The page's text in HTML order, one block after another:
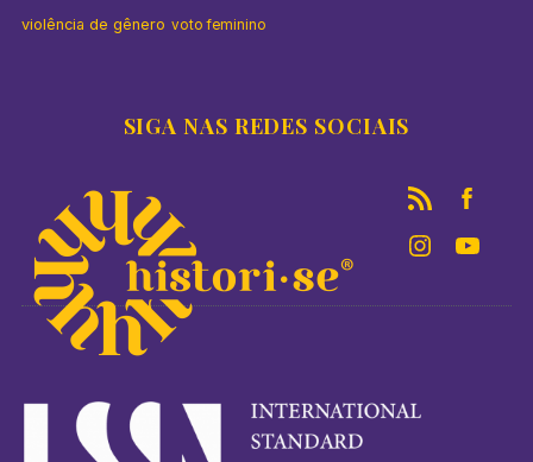
violência de gênero voto feminino
SIGA NAS REDES SOCIAIS